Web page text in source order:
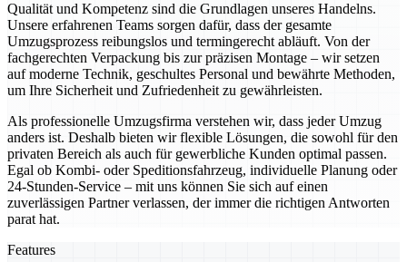
Qualität und Kompetenz sind die Grundlagen unseres Handelns.
Unsere erfahrenen Teams sorgen dafür, dass der gesamte
Umzugsprozess reibungslos und termingerecht abläuft. Von der
fachgerechten Verpackung bis zur präzisen Montage – wir setzen
auf moderne Technik, geschultes Personal und bewährte Methoden,
um Ihre Sicherheit und Zufriedenheit zu gewährleisten.
Als professionelle Umzugsfirma verstehen wir, dass jeder Umzug
anders ist. Deshalb bieten wir flexible Lösungen, die sowohl für den
privaten Bereich als auch für gewerbliche Kunden optimal passen.
Egal ob Kombi- oder Speditionsfahrzeug, individuelle Planung oder
24-Stunden-Service – mit uns können Sie sich auf einen
zuverlässigen Partner verlassen, der immer die richtigen Antworten
parat hat.
Features